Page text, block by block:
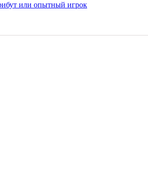
или опытный игрок